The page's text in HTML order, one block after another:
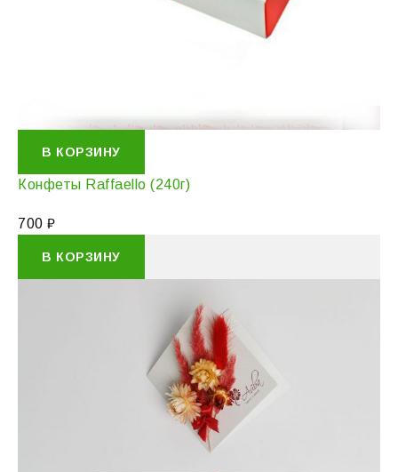
В КОРЗИНУ
Конфеты Raffaello (240г)
700 ₽
В КОРЗИНУ